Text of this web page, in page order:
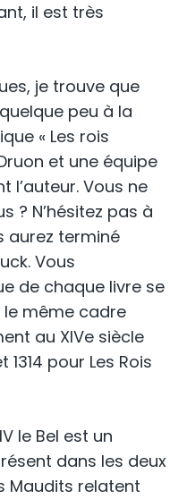
il est très
je trouve que
peu à la
« Les rois
et une équipe
l’auteur. Vous ne
? N’hésitez pas à
aurez terminé
Vous
de chaque livre se
même cadre
au XIVe siècle
1314 pour Les Rois
le Bel est un
dans les deux
Maudits relatent